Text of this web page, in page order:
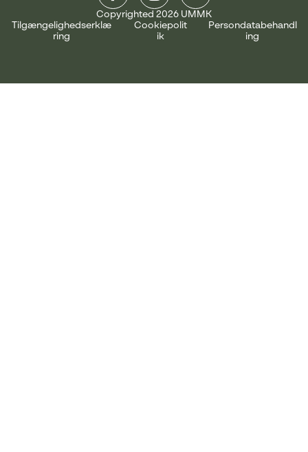
Copyrighted 2026 UMMK
Tilgængelighedserklæ
ring
Cookiepolit
ik
Persondatabehandl
ing